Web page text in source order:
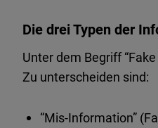
Die drei Typen der
Unter dem Begriff
Zu unterscheiden sind:
“Mis-Information”